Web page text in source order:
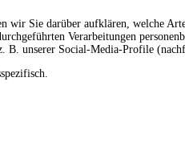
wir Sie darüber aufklären, welche
Verarbeitungen
B. unserer Social-Media-Profile